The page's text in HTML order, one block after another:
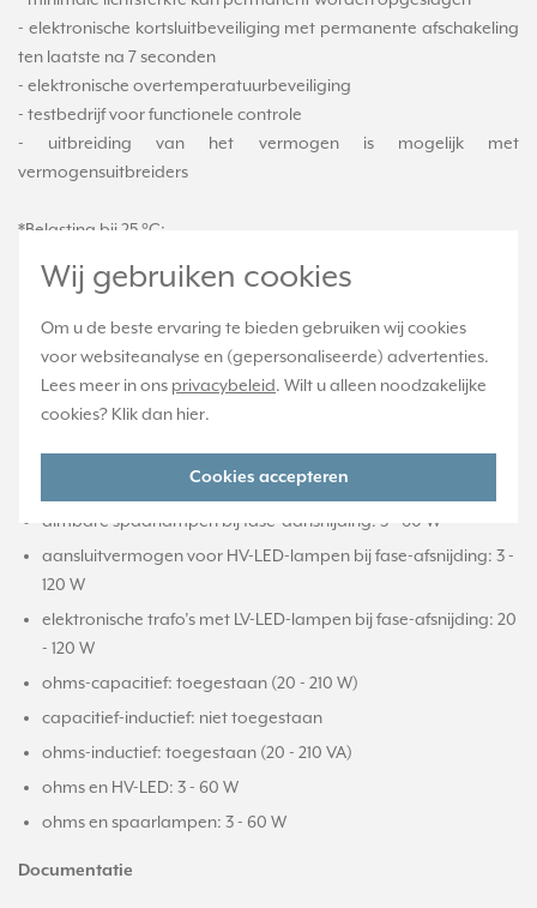
Wij gebruiken cookies
Om u de beste ervaring te bieden gebruiken wij cookies
voor websiteanalyse en (gepersonaliseerde) advertenties.
Lees meer in ons privacybeleid. Wilt u alleen noodzakelijke
cookies? Klik dan hier.
Cookies accepteren
- elektronische kortsluitbeveiliging met permanente afschakeling
ten laatste na 7 seconden
- elektronische overtemperatuurbeveiliging
- testbedrijf voor functionele controle
- uitbreiding van het vermogen is mogelijk met
vermogensuitbreiders
*Belasting bij 25 °C:
gloeilampen: 20 - 210 W
elektronische trafo’s: 20 - 210 W
elektronische trafo’s met LV-LED: 20 - 60 W
inductieve trafo’s: 20 - 210 VA
inductieve trafo’s met LV-LED: 20 - 60 VA
dimbare HV-LED-lampen bij fase-aansnijding: 3 - 60 W
dimbare spaarlampen bij fase-aansnijding: 3 - 60 W
aansluitvermogen voor HV-LED-lampen bij fase-afsnijding: 3 -
120 W
elektronische trafo’s met LV-LED-lampen bij fase-afsnijding: 20
- 120 W
ohms-capacitief: toegestaan (20 - 210 W)
capacitief-inductief: niet toegestaan
ohms-inductief: toegestaan (20 - 210 VA)
ohms en HV-LED: 3 - 60 W
ohms en spaarlampen: 3 - 60 W
Documentatie